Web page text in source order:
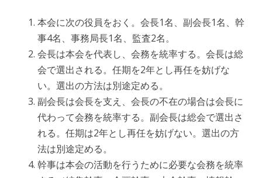
本会に次の役員をおく。会長1名、副会長1名、幹
事4名、事務局長1名、監査2名。
会長は本会を代表し、会務を統率する。会長は総
会で選出される。任期を2年とし再任を妨げな
い。選出の方法は別途定める。
副会長は会長を支え、会長の不在の場合は会長に
代わって会務を統率する。副会長は総会で選出さ
れる。任期は2年とし再任を妨げない。選出の方
法は別途定める。
幹事は本会の活動を行うために必要な会務を統率